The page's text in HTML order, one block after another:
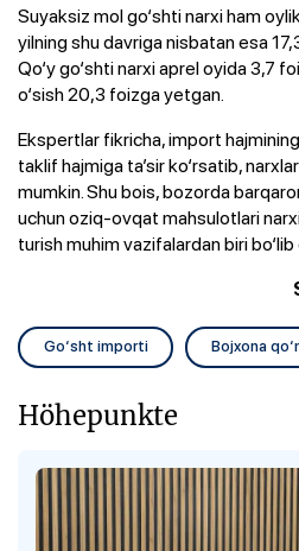
Suyaksiz mol go‘shti narxi ham
yilning shu davriga nisbatan esa
Qo‘y go‘shti narxi aprel oyida 3,7
o‘sish 20,3 foizga yetgan.
Ekspertlar fikricha, import
taklif hajmiga ta’sir ko‘rsatib,
mumkin. Shu bois, bozorda
uchun oziq-ovqat mahsulotlari
turish muhim vazifalardan biri
Go‘sht importi Bojxona
Höhepunkte